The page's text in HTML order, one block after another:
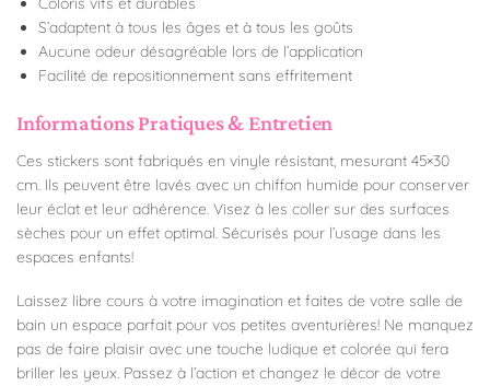
S’adaptent à tous les âges et à tous les goûts
Aucune odeur désagréable lors de l’application
Facilité de repositionnement sans effritement
Informations Pratiques & Entretien
Ces stickers sont fabriqués en vinyle résistant, mesurant 45×30
cm. Ils peuvent être lavés avec un chiffon humide pour conserver
leur éclat et leur adhérence. Visez à les coller sur des surfaces
sèches pour un effet optimal. Sécurisés pour l’usage dans les
espaces enfants!
Laissez libre cours à votre imagination et faites de votre salle de
bain un espace parfait pour vos petites aventurières! Ne manquez
pas de faire plaisir avec une touche ludique et colorée qui fera
briller les yeux. Passez à l’action et changez le décor de votre